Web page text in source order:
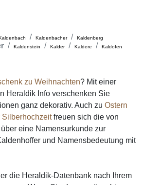
Kaldenbacher Kaldenberg
Kaldenstein Kalder Kaldere Kaldofen
zu Weihnachten? Mit einer
Heraldik Info verschenken Sie
ganz dekorativ. Auch zu Ostern
Silberhochzeitfreuen sich die von
eine Namensurkunde zur
und Namensbedeutung mit
die Heraldik-Datenbank nach Ihrem